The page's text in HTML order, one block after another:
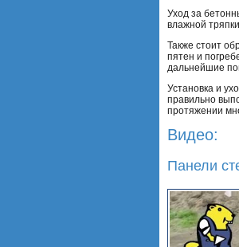
Уход за
влажной
Также стоит
пятен и
дальнейшие
Установка и
правильно
протяжении
Видео:
Панели